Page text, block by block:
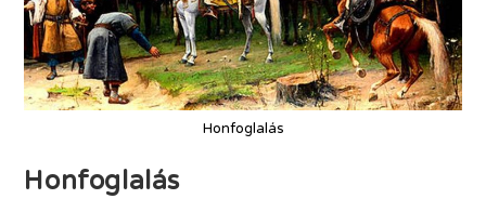
Honfoglalás
Honfoglalás